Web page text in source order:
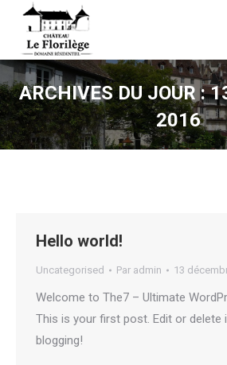
ARCHIVES DU JOUR :
2016
Hello world!
Uncategorised Par admin 13
Welcome to The7 – Ultimate
This is your first post. Edit or delete
blogging!